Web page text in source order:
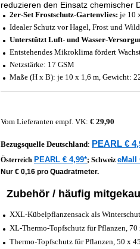
reduzieren den Einsatz chemischer
2er-Set Frostschutz-Gartenvlies: je 10
Idealer Schutz vor Hagel, Frost und
Unterstützt Luft- und Wasser-
Entstehendes Mikroklima fördert
Netzstärke: 17 GSM
Maße (H x B): je 10 x 1,6 m, Gewicht:
Vom Lieferanten empf. VK: € 29,90
Bezugsquelle Deutschland: PEARL €
Österreich PEARL € 4,99*; Schweiz eMall
Nur € 0,16 pro Quadratmeter.
Zubehör / häufig
XXL-Kübelpflanzensack als
XL-Thermo-Topfschutz für Pflanzen, 70
Thermo-Topfschutz für Pflanzen, 50 x